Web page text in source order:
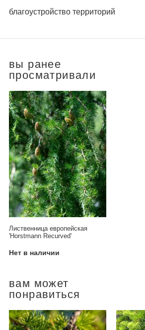
благоустройство территорий
вы ранее
просматривали
Лиственница европейская
'Horstmann Recurved'
Нет в наличии
вам может
понравиться